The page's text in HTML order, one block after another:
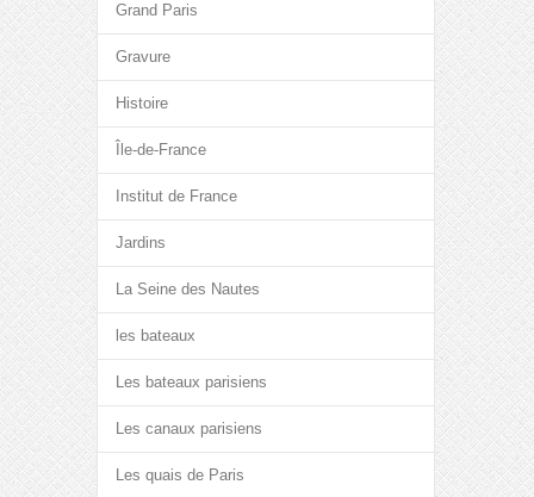
Grand Paris
Gravure
Histoire
Île-de-France
Institut de France
Jardins
La Seine des Nautes
les bateaux
Les bateaux parisiens
Les canaux parisiens
Les quais de Paris